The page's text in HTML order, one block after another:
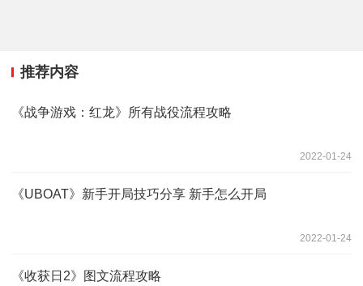
推荐内容
《战争游戏：红龙》所有战役流程攻略
2022-01-24
《UBOAT》新手开局技巧分享 新手怎么开局
2022-01-24
《收获日2》图文流程攻略